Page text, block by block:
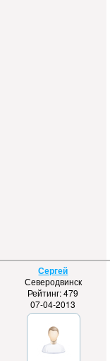
Сергей
Северодвинск
Рейтинг: 479
07-04-2013